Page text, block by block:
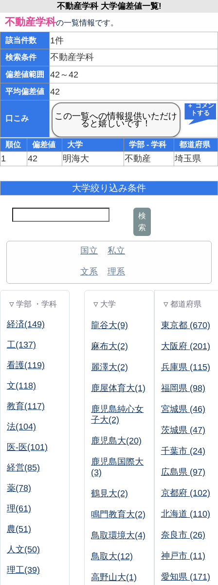
不動産学科 大学偏差値一覧!
不動産学科の一覧情報です。
該当件数 1件
検索条件 不動産学科
偏差値範囲 42～42
平均偏差値 42
口こみ
＋ コメン
トする
順位 偏差値 大学 学部 - 学科 都道府県
1 42 明海大 不動産 埼玉県
大学絞り込み条件
検
索
国立 私立
文系 理系
▽ 学部 ・学科
経済(149)
工(137)
看護(119)
文(118)
教育(117)
法(104)
医-医(101)
経営(85)
薬(78)
理(61)
農(51)
人文(50)
理工(39)
▽ 大学
龍谷大(9)
麻布大(2)
麗澤大(2)
鹿屋体育大(1)
鹿児島純心女
子大(2)
鹿児島大(20)
鹿児島国際大
(3)
鶴見大(2)
鳴門教育大(2)
鳥取環境大(4)
鳥取大(12)
高野山大(1)
▽ 都道府県
東京都 (670)
大阪府 (201)
兵庫県 (115)
福岡県 (98)
宮城県 (46)
茨城県 (47)
千葉市 (24)
広島県 (97)
京都府 (102)
北海道 (110)
奈良市 (26)
神戸市 (11)
愛知県 (171)